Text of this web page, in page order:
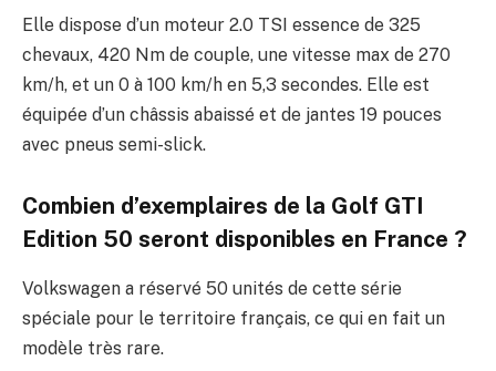
Elle dispose d’un moteur 2.0 TSI essence de 325
chevaux, 420 Nm de couple, une vitesse max de 270
km/h, et un 0 à 100 km/h en 5,3 secondes. Elle est
équipée d’un châssis abaissé et de jantes 19 pouces
avec pneus semi-slick.
Combien d’exemplaires de la Golf GTI
Edition 50 seront disponibles en France ?
Volkswagen a réservé 50 unités de cette série
spéciale pour le territoire français, ce qui en fait un
modèle très rare.